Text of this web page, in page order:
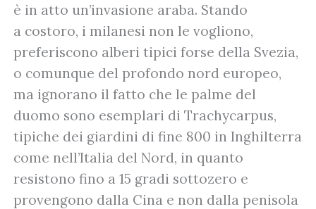
è in atto un’invasione araba. Stando
a costoro, i milanesi non le vogliono,
preferiscono alberi tipici forse della Svezia,
o comunque del profondo nord europeo,
ma ignorano il fatto che le palme del
duomo sono esemplari di Trachycarpus,
tipiche dei giardini di fine 800 in Inghilterra
come nell’Italia del Nord, in quanto
resistono fino a 15 gradi sottozero e
provengono dalla Cina e non dalla penisola